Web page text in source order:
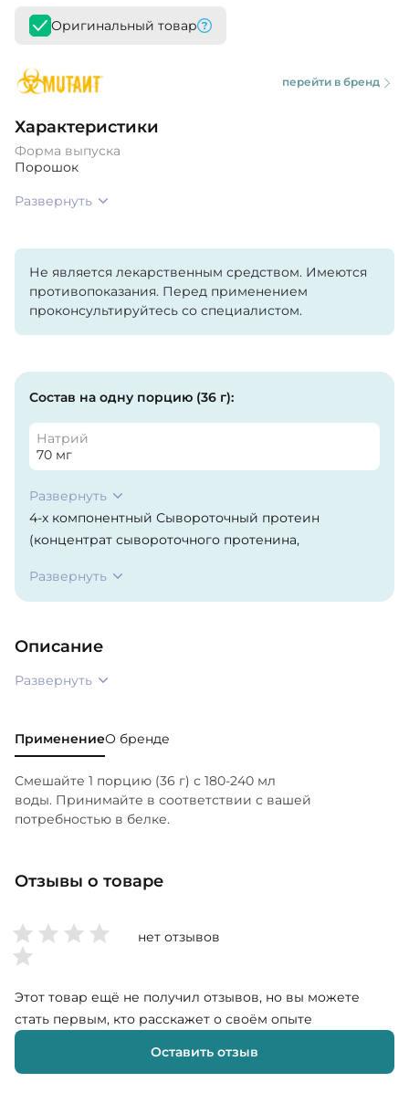
Оригинальный товар
перейти в бренд
Характеристики
Форма выпуска
Порошок
Развернуть
Не является лекарственным средством. Имеются
противопоказания. Перед применением
проконсультируйтесь со специалистом.
Состав на одну порцию (36 г):
Натрий
70 мг
Развернуть
4-х компонентный Сывороточный протеин
(концентрат сывороточного протенина,
протеина, изолят сывороточного протеина,
гидролизованный сывороточный протеин (из
триглицеридов (MCT) ( мальтодекстрин,
Загуститель (гуаровый порошок), Краситель
Натуральные и искусственные ароматизаторы,
Эмульгаторы (лецитин из подсолнечника или сои),
Соль, Подсластители (сукралоза, ацесульфам
калия, очищенный экстракт листьев стевии),
Диоксид кремния, Усилитель вкуса (цитрат калия),
Развернуть
Описание
Развернуть
ПрименениеО бренде
Смешайте 1 порцию (36 г) с 180-240 мл
воды. Принимайте в соответствии с вашей
потребностью в белке.
Отзывы о товаре
нет отзывов
Этот товар ещё не получил отзывов, но вы можете
стать первым, кто расскажет о своём опыте
Оставить отзыв